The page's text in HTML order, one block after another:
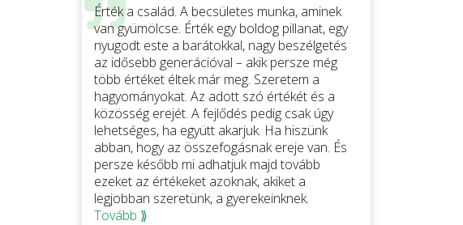
Érték a család. A becsületes munka, aminek
van gyümölcse. Érték egy boldog pillanat, egy
nyugodt este a barátokkal, nagy beszélgetés
az idősebb generációval – akik persze még
több értéket éltek már meg. Szeretem a
hagyományokat. Az adott szó értékét és a
közösség erejét. A fejlődés pedig csak úgy
lehetséges, ha együtt akarjuk. Ha hiszünk
abban, hogy az összefogásnak ereje van. És
persze később mi adhatjuk majd tovább
ezeket az értékeket azoknak, akiket a
legjobban szeretünk, a gyerekeinknek.
Tovább ⟫